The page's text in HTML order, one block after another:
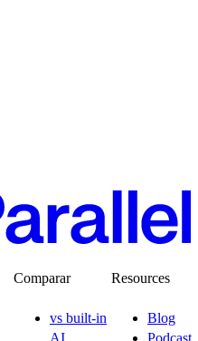
Comparar
vs built-in
AI
Resources
Blog
Podcast